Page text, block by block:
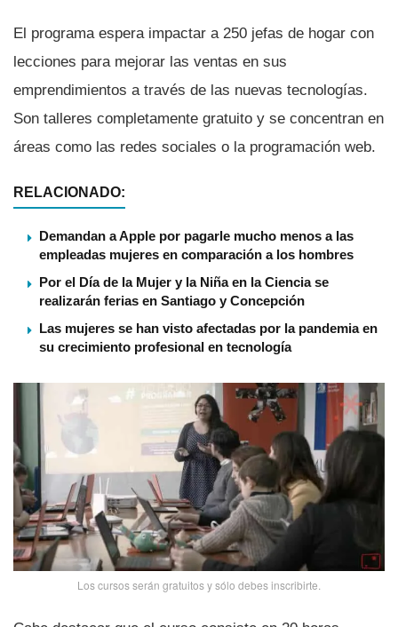
El programa espera impactar a 250 jefas de hogar con
lecciones para mejorar las ventas en sus
emprendimientos a través de las nuevas tecnologí­as.
Son talleres completamente gratuito y se concentran en
áreas como las redes sociales o la programación web.
RELACIONADO:
Demandan a Apple por pagarle mucho menos a las
empleadas mujeres en comparación a los hombres
Por el Día de la Mujer y la Niña en la Ciencia se
realizarán ferias en Santiago y Concepción
Las mujeres se han visto afectadas por la pandemia en
su crecimiento profesional en tecnologí­a
Los cursos serán gratuitos y sólo debes inscribirte.